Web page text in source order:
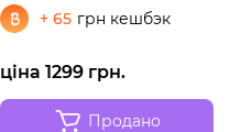
+ 65 грн кешбэк
ціна 1299 грн.
Продано